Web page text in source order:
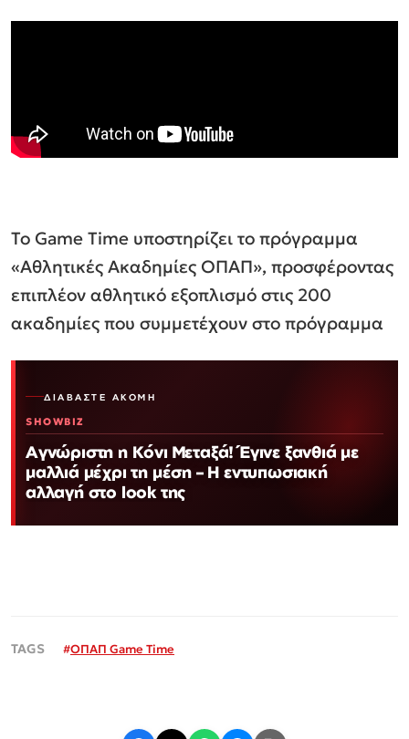
Το Game Time υποστηρίζει το πρόγραμμα
«Αθλητικές Ακαδημίες ΟΠΑΠ», προσφέροντας
επιπλέον αθλητικό εξοπλισμό στις 200
ακαδημίες που συμμετέχουν στο πρόγραμμα
ΔΙΑΒΆΣΤΕ ΑΚΌΜΗ
SHOWBIZ
Αγνώριστη η Κόνι Μεταξά! Έγινε ξανθιά με
μαλλιά μέχρι τη μέση – Η εντυπωσιακή
αλλαγή στο look της
#ΟΠΑΠ Game Time